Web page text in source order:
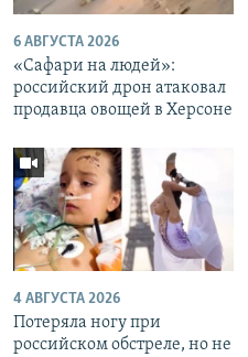
6 АВГУСТА 2026
«Cафари на людей»:
российский дрон атаковал
продавца овощей в Херсоне
4 АВГУСТА 2026
Потеряла ногу при
российском обстреле, но не